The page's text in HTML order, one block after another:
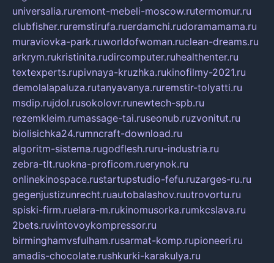
universalia.ruremont-mebeli-moscow.rutermomur.ru
clubfisher.ruremstirufa.ruerdamchi.rudoramamama.ru
muraviovka-park.ruworldofwoman.ruclean-dreams.ru
arkrym.rukristinita.rudircomputer.ruhealthenter.ru
textexperts.rupivnaya-kruzhka.rukinofilmy-2021.ru
demolalapaluza.rutanyavanya.ruremstir-tolyatti.ru
msdip.rujdol.rusokolovr.runewtech-spb.ru
rezemkleim.rumassage-tai.ruseonub.ruzvonitut.ru
biolisichka24.rumncraft-download.ru
algoritm-sistema.rugodflesh.ruru-industria.ru
zebra-tlt.ruokna-proficom.ruerynok.ru
onlinekinospace.rustartupstudio-fefu.ruzarges-ru.ru
gegenjustizunrecht.ruautobalashov.ruutrovortu.ru
spiski-firm.ruelara-m.rukinomusorka.rumkcslava.ru
2bets.ruvintovoykompressor.ru
birminghamvsfulham.rusarmat-komp.rupioneeri.ru
amadis-chocolate.rushkurki-karakulya.ru